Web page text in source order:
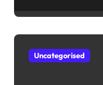
Uncategorised